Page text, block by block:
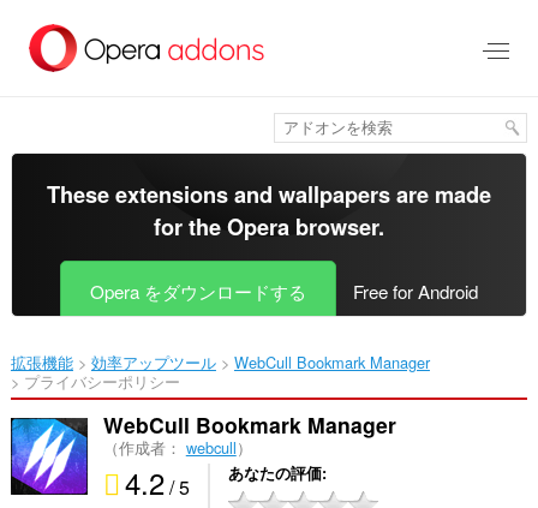
メ
ツ
移
動
These extensions and wallpapers are made
for theOpera browser.
Opera をダウンロードする Free for Android
拡張機能 効率アップツール
WebCull Bookmark Manager‎
プライバシーポリシー
WebCull Bookmark Manager
（作成者： webcull）
4.2/ 5 あなたの評価